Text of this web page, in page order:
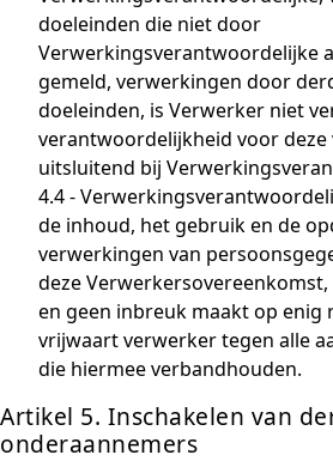
doeleinden die niet door
Verwerkingsverantwoordelijke
gemeld, verwerkingen door
doeleinden, is Verwerker niet
verantwoordelijkheid voor
uitsluitend bij
4.4 -
de inhoud, het gebruik en de
verwerkingen van
deze
en geen inbreuk maakt op enig
vrijwaart verwerker tegen alle
die hiermee verbandhouden.
Artikel 5. Inschakelen van
onderaannemers